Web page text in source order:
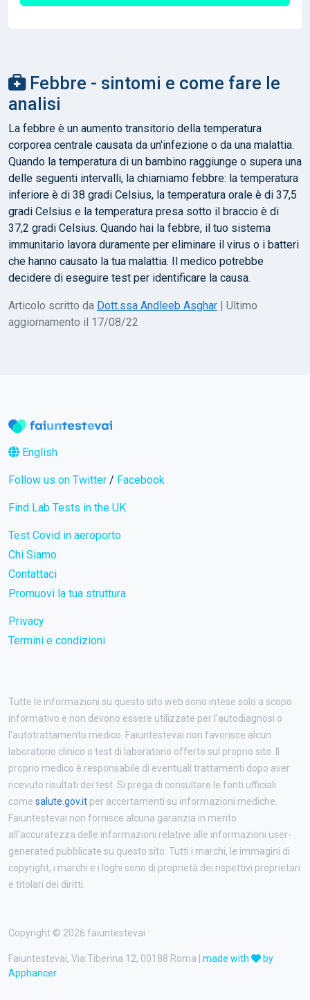
Febbre - sintomi e come fare le
analisi
La febbre è un aumento transitorio della temperatura
corporea centrale causata da un'infezione o da una malattia.
Quando la temperatura di un bambino raggiunge o supera una
delle seguenti intervalli, la chiamiamo febbre: la temperatura
inferiore è di 38 gradi Celsius, la temperatura orale è di 37,5
gradi Celsius e la temperatura presa sotto il braccio è di
37,2 gradi Celsius. Quando hai la febbre, il tuo sistema
immunitario lavora duramente per eliminare il virus o i batteri
che hanno causato la tua malattia. Il medico potrebbe
decidere di eseguire test per identificare la causa.
Articolo scritto da Dott.ssa Andleeb Asghar | Ultimo
aggiornamento il 17/08/22
English
Follow us on Twitter / Facebook
Find Lab Tests in the UK
Test Covid in aeroporto
Chi Siamo
Contattaci
Promuovi la tua struttura
Privacy
Termini e condizioni
Tutte le informazioni su questo sito web sono intese solo a scopo
informativo e non devono essere utilizzate per l'autodiagnosi o
l'autotrattamento medico. Faiuntestevai non favorisce alcun
laboratorio clinico o test di laboratorio offerto sul proprio sito. Il
proprio medico è responsabile di eventuali trattamenti dopo aver
ricevuto risultati dei test. Si prega di consultare le fonti ufficiali
come salute.gov.it per accertamenti su informazioni mediche.
Faiuntestevai non fornisce alcuna garanzia in merito
all'accuratezza delle informazioni relative alle informazioni user-
generated pubblicate su questo sito. Tutti i marchi, le immagini di
copyright, i marchi e i loghi sono di proprietà dei rispettivi proprietari
e titolari dei diritti.
Copyright © 2026 faiuntestevai
Faiuntestevai, Via Tiberina 12, 00188 Roma | made with
by
Apphancer